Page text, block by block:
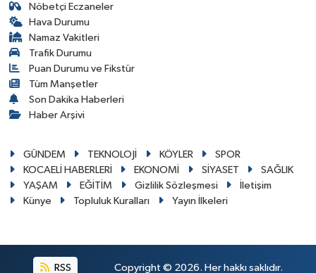
Nöbetçi Eczaneler
Hava Durumu
Namaz Vakitleri
Trafik Durumu
Puan Durumu ve Fikstür
Tüm Manşetler
Son Dakika Haberleri
Haber Arşivi
GÜNDEM TEKNOLOJİ KÖYLER
SPOR
KOCAELİ HABERLERİ
EKONOMİ SİYASET
SAĞLIK
YAŞAM
EĞİTİM Gizlilik Sözleşmesi
İletişim
Künye
Topluluk Kuralları Yayın İlkeleri
RSS Copyright © 2026. Her hakkı saklıdır.